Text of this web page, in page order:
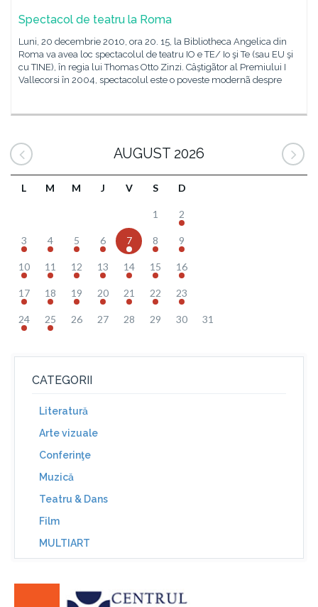
Spectacol de teatru la Roma
Luni, 20 decembrie 2010, ora 20. 15, la Bibliotheca Angelica din
Roma va avea loc spectacolul de teatru IO e TE/ Io şi Te (sau EU şi
cu TINE), în regia lui Thomas Otto Zinzi. Câştigãtor al Premiului I
Vallecorsi în 2004, spectacolul este o poveste modernã despre
AUGUST 2026
L M M J V S D
1 2
3 4 5 6 7 8 9
10 11 12 13 14 15 16
17 18 19 20 21 22 23
24 25 26 27 28 29 30 31
CATEGORII
Literatură
Arte vizuale
Conferinţe
Muzică
Teatru & Dans
Film
MULTIART